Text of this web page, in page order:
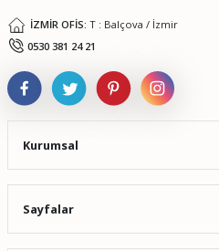
İZMİR OFİS: T : Balçova / İzmir
0530 381 24 21
Kurumsal
Sayfalar